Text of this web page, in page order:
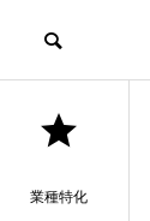
業種特化